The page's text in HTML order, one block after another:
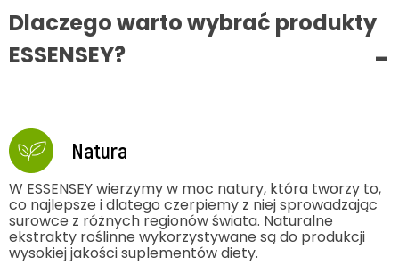
Dlaczego warto wybrać produkty
ESSENSEY?
Natura
W ESSENSEY wierzymy w moc natury, która tworzy to,
co najlepsze i dlatego czerpiemy z niej sprowadzając
surowce z różnych regionów świata. Naturalne
ekstrakty roślinne wykorzystywane są do produkcji
wysokiej jakości suplementów diety.